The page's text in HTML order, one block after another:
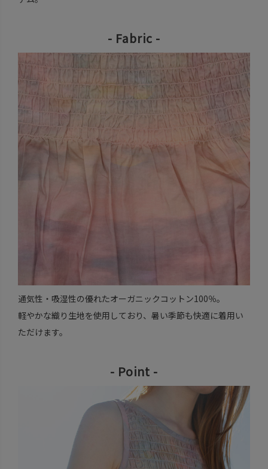
- Fabric -
通気性・吸湿性の優れたオーガニックコットン100％。
軽やかな織り生地を使用しており、暑い季節も快適に着用い
ただけます。
- Point -